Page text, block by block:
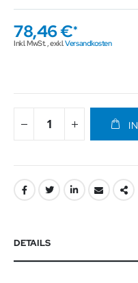
78,46 €
Inkl. MwSt. ,exkl.Versandkosten
DETAILS